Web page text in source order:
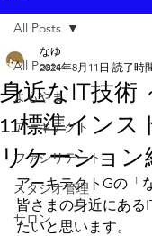
All Posts
よもやま
アーキテクト
ファシリテート
スタジオ管理
サロン
All Posts
身近なIT技術
11標準インス
リケーション
なゆ
2024年8月11日 読了時
アーキテクトGの「
皆さまの身近にある
たいと思います。